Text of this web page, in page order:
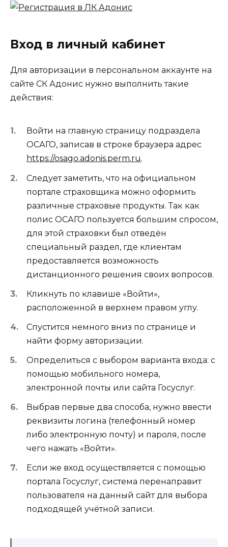
Вход в личный кабинет
Для авторизации в персональном аккаунте на
сайте СК Адонис нужно выполнить такие
действия:
Войти на главную страницу подраздела
ОСАГО, записав в строке браузера адрес
https://osago.adonis.perm.ru.
Следует заметить, что на официальном
портале страховщика можно оформить
различные страховые продукты. Так как
полис ОСАГО пользуется большим спросом,
для этой страховки был отведён
специальный раздел, где клиентам
предоставляется возможность
дистанционного решения своих вопросов.
Кликнуть по клавише «Войти»,
расположенной в верхнем правом углу.
Спустится немного вниз по странице и
найти форму авторизации.
Определиться с выбором варианта входа: с
помощью мобильного номера,
электронной почты или сайта Госуслуг.
Выбрав первые два способа, нужно ввести
реквизиты логина (телефонный номер
либо электронную почту) и пароля, после
чего нажать «Войти».
Если же вход осуществляется с помощью
портала Госуслуг, система перенаправит
пользователя на данный сайт для выбора
подходящей учётной записи.